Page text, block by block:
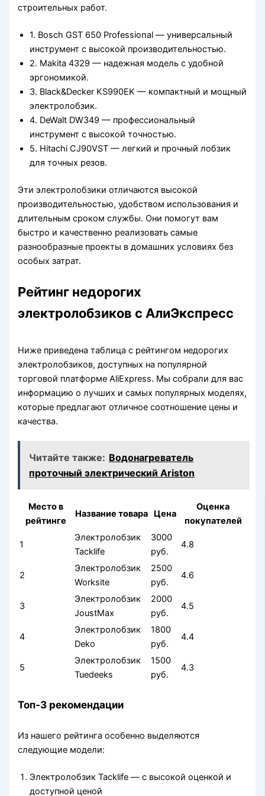
строительных работ.
1. Bosch GST 650 Professional — универсальный
инструмент с высокой производительностью.
2. Makita 4329 — надежная модель с удобной
эргономикой.
3. Black&Decker KS990EK — компактный и мощный
электролобзик.
4. DeWalt DW349 — профессиональный
инструмент с высокой точностью.
5. Hitachi CJ90VST — легкий и прочный лобзик
для точных резов.
Эти электролобзики отличаются высокой
производительностью, удобством использования и
длительным сроком службы. Они помогут вам
быстро и качественно реализовать самые
разнообразные проекты в домашних условиях без
особых затрат.
Рейтинг недорогих
электролобзиков с АлиЭкспресс
Ниже приведена таблица с рейтингом недорогих
электролобзиков, доступных на популярной
торговой платформе AliExpress. Мы собрали для вас
информацию о лучших и самых популярных моделях,
которые предлагают отличное соотношение цены и
качества.
Читайте также: Водонагреватель
проточный электрический Ariston
Место в
рейтинге
Название товара Цена
Оценка
покупателей
1
Электролобзик
Tacklife
3000
руб.
4.8
2
Электролобзик
Worksite
2500
руб.
4.6
3
Электролобзик
JoustMax
2000
руб.
4.5
4
Электролобзик
Deko
1800
руб.
4.4
5
Электролобзик
Tuedeeks
1500
руб.
4.3
Топ-3 рекомендации
Из нашего рейтинга особенно выделяются
следующие модели:
Электролобзик Tacklife — с высокой оценкой и
доступной ценой